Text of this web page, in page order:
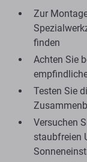
Zur
finden
Achten Sie
Testen Sie
Versuchen
staubfreien